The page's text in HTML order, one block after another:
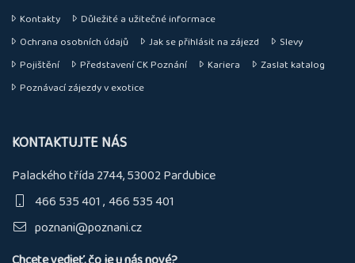
Kontakty
Důležité a užitečné informace
Ochrana osobních údajů
Jak se přihlásit na zájezd
Slevy
Pojištění
Představení CK Poznání Kariera
Zaslat katalog
Poznávací zájezdy v exotice
KONTAKTUJTE NÁS
Palackého třída 2744, 53002 Pardubice
466 535 401 466 535 401
poznani@poznani.cz